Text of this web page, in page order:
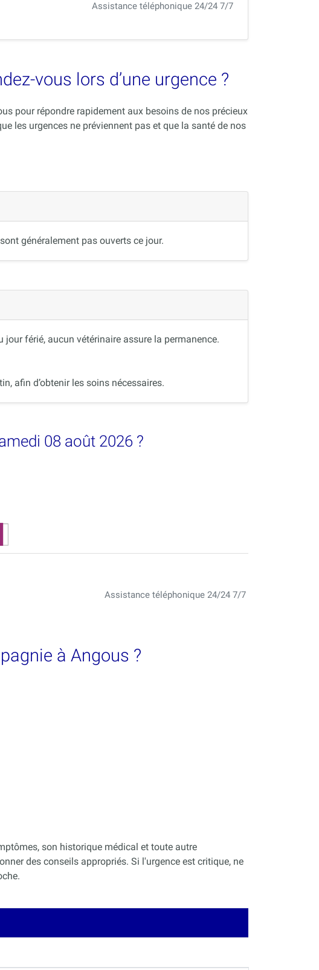
Assistance téléphonique 24/24 7/7
vous lors d’une urgence ?
pour répondre rapidement aux besoins de nos précieux
les urgences ne préviennent pas et que la santé de nos
généralement pas ouverts ce jour.
férié, aucun vétérinaire assure la permanence.
afin d’obtenir les soins nécessaires.
08 août 2026 ?
Assistance téléphonique 24/24 7/7
à Angous ?
son historique médical et toute autre
des conseils appropriés. Si l'urgence est critique, ne